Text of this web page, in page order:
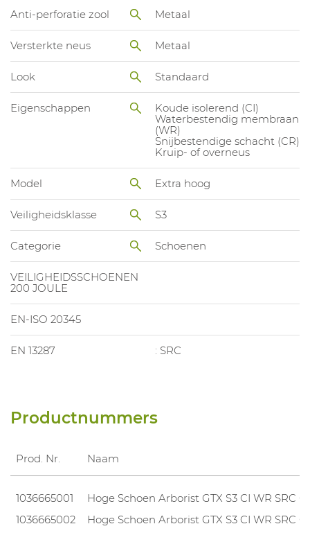
Anti-perforatie zool Metaal
Versterkte neus Metaal
Look Standaard
Eigenschappen
Koude isolerend (CI)
Waterbestendig membraan
(WR)
Snijbestendige schacht (CR)
Kruip- of overneus
Model Extra hoog
Veiligheidsklasse S3
Categorie Schoenen
VEILIGHEIDSSCHOENEN
200 JOULE
EN-ISO 20345
EN 13287 : SRC
Productnummers
Prod. Nr. Naam
1036665001
Hoge Schoen Arborist GTX S3 CI WR SRC
1036665002
Hoge Schoen Arborist GTX S3 CI WR SRC